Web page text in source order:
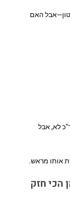
האם
לא, אבל
אותו מראש.
הכי חזק